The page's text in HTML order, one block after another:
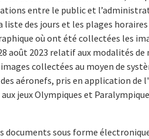
entre le public et
des jours et les plages
où ont été collectées les
août 2023 relatif aux modalités
collectées au moyen de
aéronefs, pris en application de
jeux Olympiques et
documents sous forme